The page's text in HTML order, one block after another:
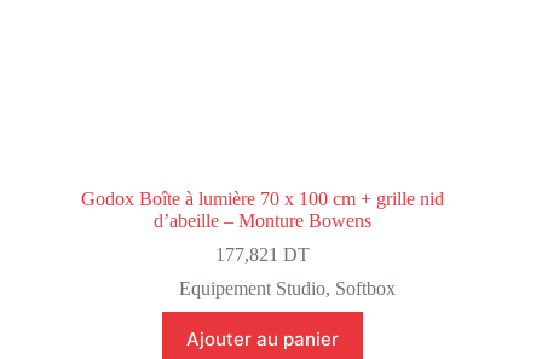
Godox Boîte à lumière 70 x 100 cm + grille nid
d’abeille – Monture Bowens
177,821DT
Equipement Studio, Softbox
Ajouter au panier